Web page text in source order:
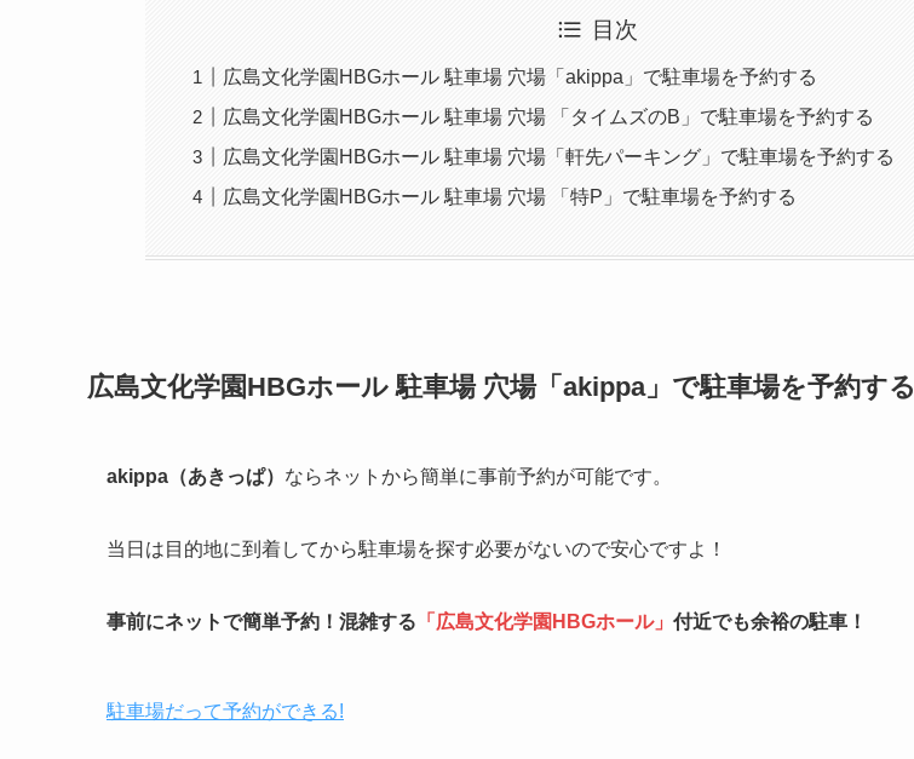
目次
広島文化学園HBGホール 駐車場 穴場「akippa」で駐車場を予約する
広島文化学園HBGホール 駐車場 穴場 「タイムズのB」で駐車場を予約する
広島文化学園HBGホール 駐車場 穴場「軒先パーキング」で駐車場を予約する
広島文化学園HBGホール 駐車場 穴場 「特P」で駐車場を予約する
広島文化学園HBGホール 駐車場 穴場「akippa」で駐車場を予約する
akippa（あきっぱ） ならネットから簡単に事前予約が可能です。
当日は目的地に到着してから駐車場を探す必要がないので安心ですよ！
事前にネットで簡単予約！混雑する 「 広島文化学園HBGホール」 付近でも余裕の駐車！
駐車場だって予約ができる!